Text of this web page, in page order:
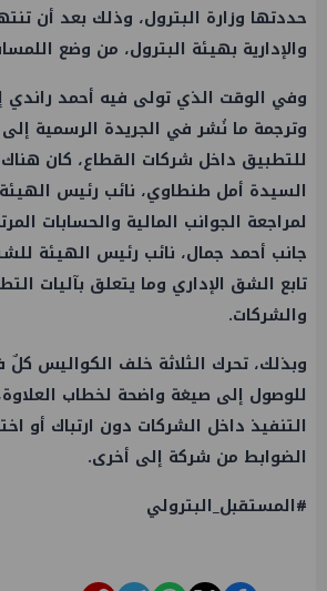
حددتها وزارة البترول، وذلك بعد أن
والإدارية بهيئة البترول، من وضع
وفي الوقت الذي تولى فيه أحمد راندي
وترجمة ما نُشر في الجريدة الرسمية إلى
للتطبيق داخل شركات القطاع، كان
السيدة أمل طنطاوي، نائب رئيس
لمراجعة الجوانب المالية والحسابات
جانب أحمد جمال، نائب رئيس الهيئة
تابع الشق الإداري وما يتعلق بآليات
والشركات.
وبذلك، تحرك الثلاثة خلف الكواليس
للوصول إلى صيغة واضحة لخطاب
التنفيذ داخل الشركات دون ارتباك أو
الضوابط من شركة إلى أخرى.
#المستقبل_البترولي